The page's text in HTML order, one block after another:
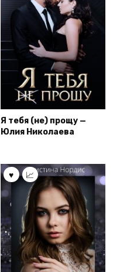
Я тебя (не) прощу —
Юлия Николаева